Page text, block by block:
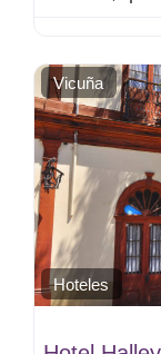
Vicuña
Hoteles